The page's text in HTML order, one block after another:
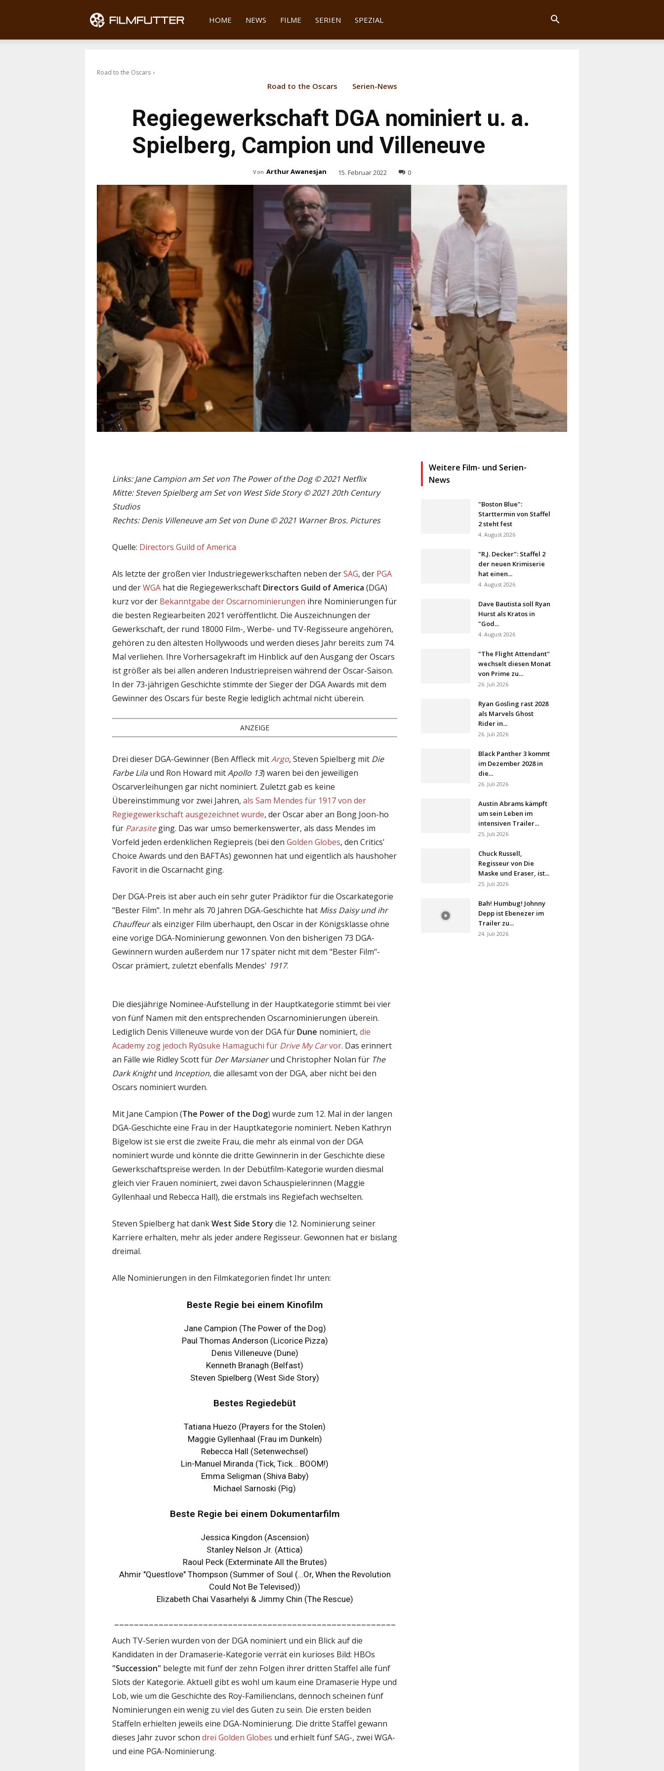
Filmfutter
HOME NEWS FILME SERIEN SPEZIAL
Road to the Oscars
Road to the Oscars Serien-News
Regiegewerkschaft DGA nominiert u. a.
Spielberg, Campion und Villeneuve
Von Arthur Awanesjan 15. Februar 2022 0
Links: Jane Campion am Set von The Power of the Dog © 2021 Netflix
Mitte: Steven Spielberg am Set von West Side Story © 2021 20th Century
Studios
Rechts: Denis Villeneuve am Set von Dune © 2021 Warner Bros. Pictures
Quelle: Directors Guild of America
Als letzte der großen vier Industriegewerkschaften neben derSAG, der PGA
und derWGA hat die Regiegewerkschaft Directors Guild of America (DGA)
kurz vor der Bekanntgabe der Oscarnominierungen ihre Nominierungen für
die besten Regiearbeiten 2021 veröffentlicht. Die Auszeichnungen der
Gewerkschaft, der rund 18000 Film-, Werbe- und TV-Regisseure angehören,
gehören zu den ältesten Hollywoods und werden dieses Jahr bereits zum 74.
Mal verliehen. Ihre Vorhersagekraft im Hinblick auf den Ausgang der Oscars
ist größer als bei allen anderen Industriepreisen während der Oscar-Saison.
In der 73-jährigen Geschichte stimmte der Sieger der DGA Awards mit dem
Gewinner des Oscars für beste Regie lediglich achtmal nicht überein.
ANZEIGE
Drei dieser DGA-Gewinner (Ben Affleck mitArgo, Steven Spielberg mit Die
Farbe Lilaund Ron Howard mitApollo 13) waren bei den jeweiligen
Oscarverleihungen gar nicht nominiert. Zuletzt gab es keine
Übereinstimmung vor zwei Jahren, als Sam Mendes für 1917 von der
Regiegewerkschaft ausgezeichnet wurde, der Oscar aber an Bong Joon-ho
für Parasiteging. Das war umso bemerkenswerter, als dass Mendes im
Vorfeld jeden erdenklichen Regiepreis (bei den Golden Globes, den Critics'
Choice Awards und den BAFTAs) gewonnen hat und eigentlich als haushoher
Favorit in die Oscarnacht ging.
Der DGA-Preis ist aber auch ein sehr guter Prädiktor für die Oscarkategorie
"Bester Film". In mehr als 70 Jahren DGA-Geschichte hat Miss Daisy und ihr
Chauffeurals einziger Film überhaupt, den Oscar in der Königsklasse ohne
eine vorige DGA-Nominierung gewonnen. Von den bisherigen 73 DGA-
Gewinnern wurden außerdem nur 17 später nicht mit dem "Bester Film"-
Oscar prämiert, zuletzt ebenfalls Mendes' 1917.
Die diesjährige Nominee-Aufstellung in der Hauptkategorie stimmt bei vier
von fünf Namen mit den entsprechenden Oscarnominierungen überein.
Lediglich Denis Villeneuve wurde von der DGA für Dune nominiert, die
Academy zog jedoch Ryūsuke Hamaguchi für Drive My Carvor. Das erinnert
an Fälle wie Ridley Scott für Der Marsianerund Christopher Nolan für The
Dark Knightund Inception, die allesamt von der DGA, aber nicht bei den
Oscars nominiert wurden.
Mit Jane Campion (The Power of the Dog) wurde zum 12. Mal in der langen
DGA-Geschichte eine Frau in der Hauptkategorie nominiert. Neben Kathryn
Bigelow ist sie erst die zweite Frau, die mehr als einmal von der DGA
nominiert wurde und könnte die dritte Gewinnerin in der Geschichte diese
Gewerkschaftspreise werden. In der Debütfilm-Kategorie wurden diesmal
gleich vier Frauen nominiert, zwei davon Schauspielerinnen (Maggie
Gyllenhaal und Rebecca Hall), die erstmals ins Regiefach wechselten.
Steven Spielberg hat dankWest Side Story die 12. Nominierung seiner
Karriere erhalten, mehr als jeder andere Regisseur. Gewonnen hat er bislang
dreimal.
Alle Nominierungen in den Filmkategorien findet Ihr unten:
Beste Regie bei einem Kinofilm
Jane Campion (The Power of the Dog)
Paul Thomas Anderson (Licorice Pizza)
Denis Villeneuve (Dune)
Kenneth Branagh (Belfast)
Steven Spielberg (West Side Story)
Bestes Regiedebüt
Tatiana Huezo (Prayers for the Stolen)
Maggie Gyllenhaal (Frau im Dunkeln)
Rebecca Hall (Setenwechsel)
Lin-Manuel Miranda (Tick, Tick… BOOM!)
Emma Seligman (Shiva Baby)
Michael Sarnoski (Pig)
Beste Regie bei einem Dokumentarfilm
Jessica Kingdon (Ascension)
Stanley Nelson Jr. (Attica)
Raoul Peck (Exterminate All the Brutes)
Ahmir "Questlove" Thompson (Summer of Soul (…Or, When the Revolution
Could Not Be Televised))
Elizabeth Chai Vasarhelyi & Jimmy Chin (The Rescue)
Auch TV-Serien wurden von der DGA nominiert und ein Blick auf die
Kandidaten in der Dramaserie-Kategorie verrät ein kurioses Bild: HBOs
"Succession" belegte mit fünf der zehn Folgen ihrer dritten Staffel alle fünf
Slots der Kategorie. Aktuell gibt es wohl um kaum eine Dramaserie Hype und
Lob, wie um die Geschichte des Roy-Familienclans, dennoch scheinen fünf
Nominierungen ein wenig zu viel des Guten zu sein. Die ersten beiden
Staffeln erhielten jeweils eine DGA-Nominierung. Die dritte Staffel gewann
dieses Jahr zuvor schon drei Golden Globes und erhielt fünf SAG-, zwei WGA-
und eine PGA-Nominierung.
Weitere Film- und Serien-
News
"Boston Blue":
Starttermin von Staffel
2 steht fest
4. August 2026
"R.J. Decker": Staffel 2
der neuen Krimiserie
hat einen...
4. August 2026
Dave Bautista soll Ryan
Hurst als Kratos in
"God...
4. August 2026
"The Flight Attendant"
wechselt diesen Monat
von Prime zu...
26. Juli 2026
Ryan Gosling rast 2028
als Marvels Ghost
Rider in...
26. Juli 2026
Black Panther 3 kommt
im Dezember 2028 in
die...
26. Juli 2026
Austin Abrams kämpft
um sein Leben im
intensiven Trailer...
25. Juli 2026
Chuck Russell,
Regisseur von Die
Maske und Eraser, ist...
25. Juli 2026
Bah! Humbug! Johnny
Depp ist Ebenezer im
Trailer zu...
24. Juli 2026